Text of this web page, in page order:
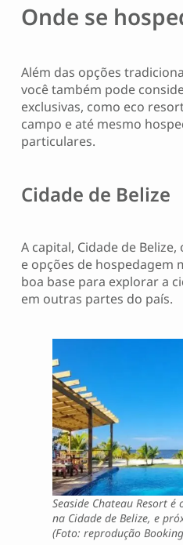
Onde se
Além das opções
você também pode
exclusivas, como eco
campo e até mesmo
particulares.
Cidade de Belize
A capital, Cidade de
e opções de hospedagem
boa base para explorar a
em outras partes do país.
Seaside Chateau Resort é
na Cidade de Belize, e
(Foto: reprodução